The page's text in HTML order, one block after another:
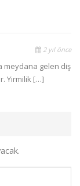
2 yıl önce
meydana gelen diş
Yirmilik […]